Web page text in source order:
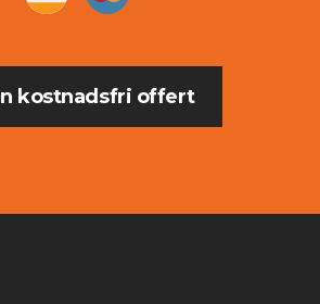
kostnadsfri offert